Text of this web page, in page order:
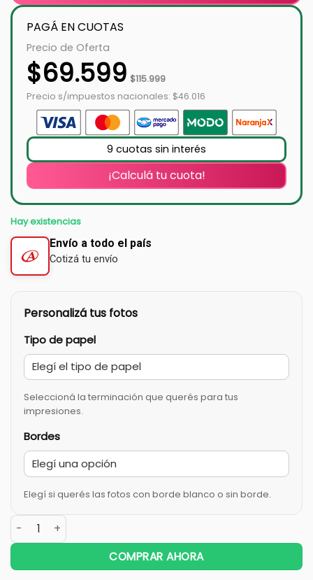
PAGÁ EN CUOTAS
Precio de Oferta
$69.599 $115.999
Precio s/impuestos nacionales: $46.016
9 cuotas sin interés
¡Calculá tu cuota!
Hay existencias
Envío a todo el país
Cotizá tu envío
Personalizá tus fotos
Tipo de papel
Seleccioná la terminación que querés para tus
impresiones.
Bordes
Elegí si querés las fotos con borde blanco o sin borde.
COMPRAR AHORA